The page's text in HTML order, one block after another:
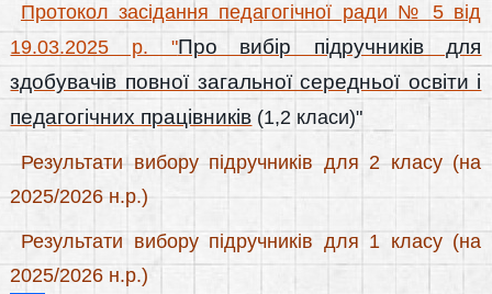
Протокол засідання педагогічної ради № 5 від
19.03.2025 р. "Про вибір підручників для
здобувачів повної загальної середньої освіти і
педагогічних працівників (1,2 класи)"
Результати вибору підручників для 2 класу (на
2025/2026 н.р.)
Результати вибору підручників для 1 класу (на
2025/2026 н.р.)